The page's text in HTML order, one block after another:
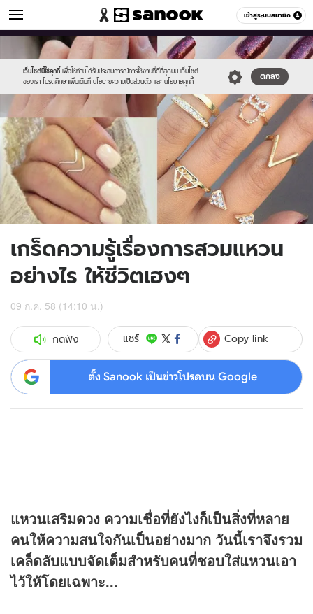
เข้าสู่ระบบสมาชิก
ดูดวง หมวดอื่นๆ
เว็บไซต์นี้ใช้คุกกี้ เพื่อให้ท่านได้รับประสบการณ์การใช้งานที่ดีที่สุดบน เว็บไซต์
ของเรา โปรดศึกษาเพิ่มเติมที่ นโยบายความเป็นส่วนตัว และ นโยบายคุกกี้
ตกลง
Sanook
//s.isanook.com/sr/0/images/logo-
new-
sanook.png
//s.isanook.com/ho/0/ud/17/85259/m.jpg
เกร็ดความรู้เรื่องการสวมแหวน
อย่างไร ให้ชีวิตเฮงๆ
09 ก.ค. 58 (14:10 น.)
กดฟัง แชร์ Copy link
ตั้ง Sanook เป็นข่าวโปรดบน Google
แหวนเสริมดวง ความเชื่อที่ยังไงก็เป็นสิ่งที่หลาย
คนให้ความสนใจกันเป็นอย่างมาก วันนี้เราจึงรวม
เคล็ดลับแบบจัดเต็มสำหรับคนที่ชอบใส่แหวนเอา
ไว้ให้โดยเฉพาะ...